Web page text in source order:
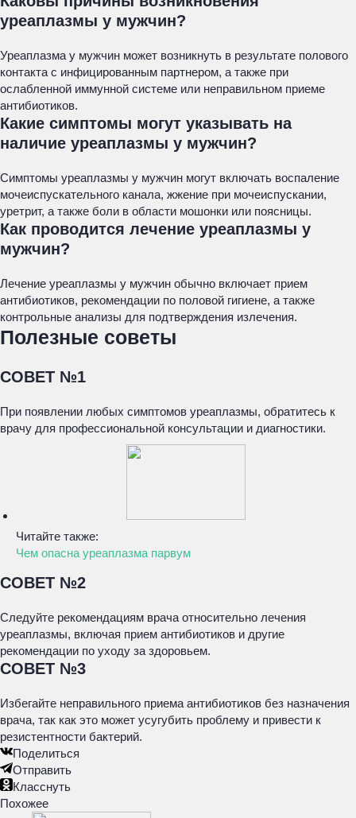
уреаплазмы у мужчин?
Уреаплазма у мужчин может возникнуть в результате полового
контакта с инфицированным партнером, а также при
ослабленной иммунной системе или неправильном приеме
антибиотиков.
Какие симптомы могут указывать на
наличие уреаплазмы у мужчин?
Симптомы уреаплазмы у мужчин могут включать воспаление
мочеиспускательного канала, жжение при мочеиспускании,
уретрит, а также боли в области мошонки или поясницы.
Как проводится лечение уреаплазмы у
мужчин?
Лечение уреаплазмы у мужчин обычно включает прием
антибиотиков, рекомендации по половой гигиене, а также
контрольные анализы для подтверждения излечения.
Полезные советы
СОВЕТ №1
При появлении любых симптомов уреаплазмы, обратитесь к
врачу для профессиональной консультации и диагностики.
Читайте также:
Чем опасна уреаплазма парвум
СОВЕТ №2
Следуйте рекомендациям врача относительно лечения
уреаплазмы, включая прием антибиотиков и другие
рекомендации по уходу за здоровьем.
СОВЕТ №3
Избегайте неправильного приема антибиотиков без назначения
врача, так как это может усугубить проблему и привести к
резистентности бактерий.
Поделиться
Отправить
Класснуть
Похожее